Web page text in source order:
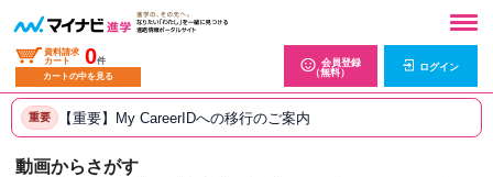
資料請求
カート
0件
カートの中を見る
会員登録
（無料）
ログイン
重要 【重要】My CareerIDへの移行のご案内
動画からさがす